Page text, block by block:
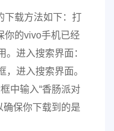
下载方法如下：打
你的vivo手机已经
。进入搜索界面：
，进入搜索界面。
中输入“香肠派对
确保你下载到的是